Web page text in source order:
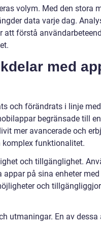
volym. Med den stora
data varje dag.
att förstå
med
och förändrats i linje med
begränsade till
mer avancerade och
komplex funktionalitet.
och tillgänglighet.
på sina enheter
och
utmaningar. En av dessa